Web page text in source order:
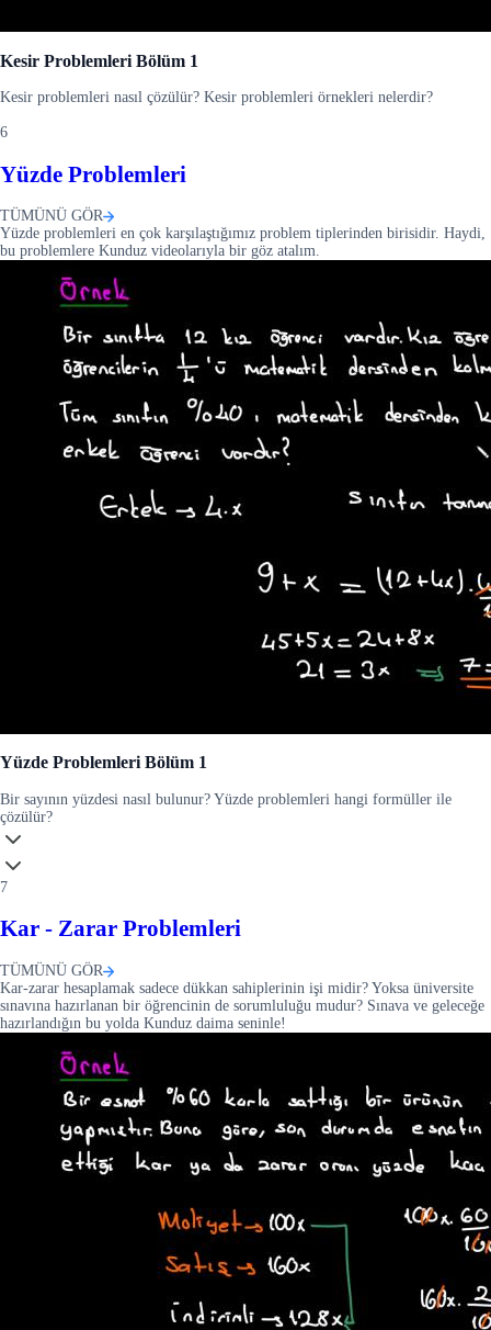
Kesir Problemleri Bölüm 1
Kesir problemleri nasıl çözülür? Kesir problemleri örnekleri nelerdir?
6
Yüzde Problemleri
TÜMÜNÜ GÖR
Yüzde problemleri en çok karşılaştığımız problem tiplerinden birisidir. Haydi,
bu problemlere Kunduz videolarıyla bir göz atalım.
Yüzde Problemleri Bölüm 1
Bir sayının yüzdesi nasıl bulunur? Yüzde problemleri hangi formüller ile
çözülür?
7
Kar - Zarar Problemleri
TÜMÜNÜ GÖR
Kar-zarar hesaplamak sadece dükkan sahiplerinin işi midir? Yoksa üniversite
sınavına hazırlanan bir öğrencinin de sorumluluğu mudur? Sınava ve geleceğe
hazırlandığın bu yolda Kunduz daima seninle!